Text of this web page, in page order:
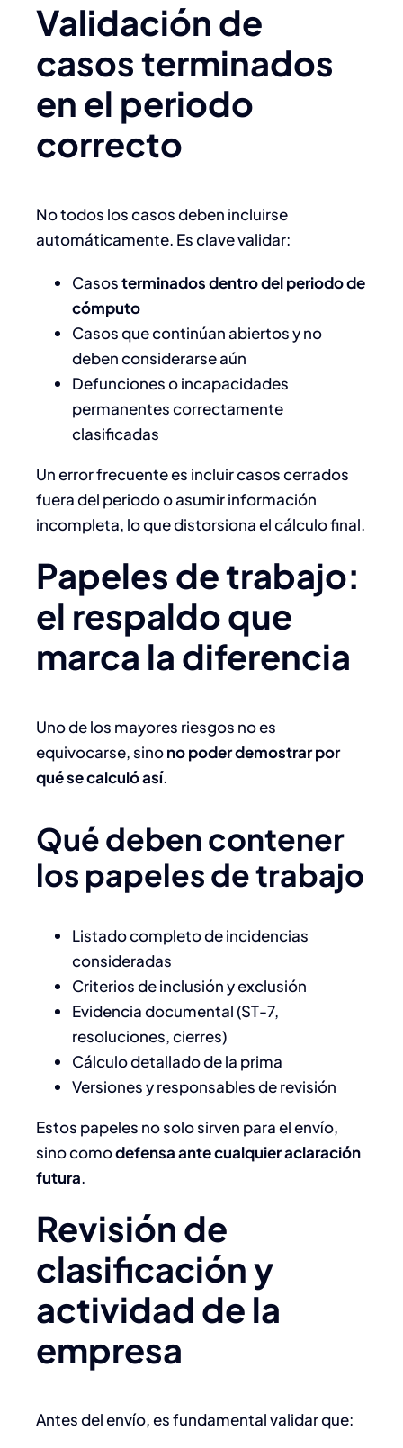
Validación de
casos terminados
en el periodo
correcto
No todos los casos deben incluirse
automáticamente. Es clave validar:
Casosterminados dentro del periodo de
cómputo
Casos que continúan abiertos y no
deben considerarse aún
Defunciones o incapacidades
permanentes correctamente
clasificadas
Un error frecuente es incluir casos cerrados
fuera del periodo o asumir información
incompleta, lo que distorsiona el cálculo final.
Papeles de trabajo:
el respaldo que
marca la diferencia
Uno de los mayores riesgos no es
equivocarse, sinono poder demostrar por
qué se calculó así.
Qué deben contener
los papeles de trabajo
Listado completo de incidencias
consideradas
Criterios de inclusión y exclusión
Evidencia documental (ST-7,
resoluciones, cierres)
Cálculo detallado de la prima
Versiones y responsables de revisión
Estos papeles no solo sirven para el envío,
sino comodefensa ante cualquier aclaración
futura.
Revisión de
clasificación y
actividad de la
empresa
Antes del envío, es fundamental validar que: